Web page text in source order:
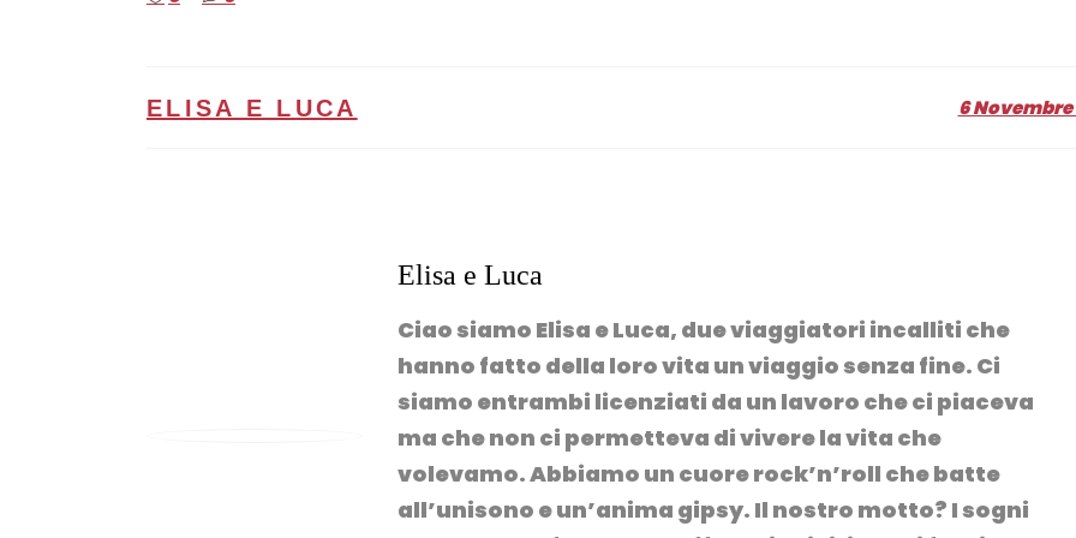
ELISA E LUCA 6 Novembre
Elisa e Luca
Ciao siamo Elisa e Luca, due viaggiatori incalliti che
hanno fatto della loro vita un viaggio senza fine. Ci
siamo entrambi licenziati da un lavoro che ci piaceva
ma che non ci permetteva di vivere la vita che
volevamo. Abbiamo un cuore rock’n’roll che batte
all’unisono e un’anima gipsy. Il nostro motto? I sogni